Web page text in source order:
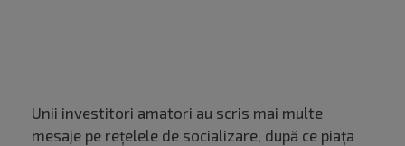
Unii investitori amatori au scris mai multe
mesaje pe rețelele de socializare, după ce piața